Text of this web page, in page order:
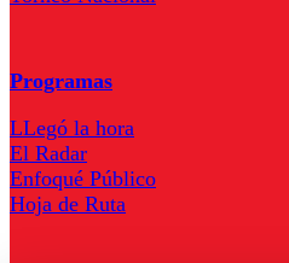
Programas
LLegó la hora
El Radar
Enfoqué Público
Hoja de Ruta